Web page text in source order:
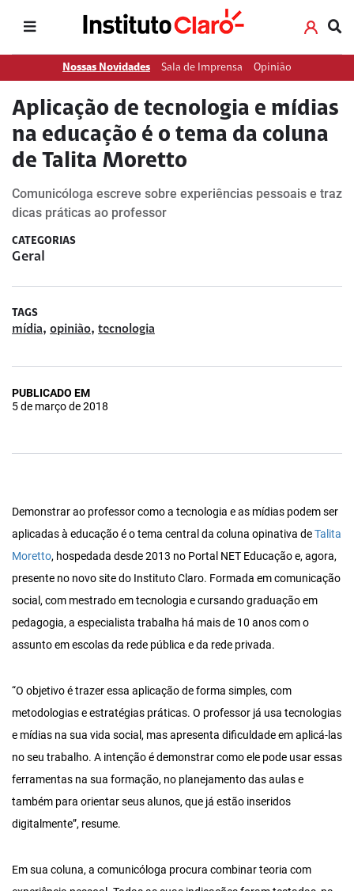
Nossas Novidades Sala de Imprensa Opinião
Aplicação de tecnologia e mídias
na educação é o tema da coluna
de Talita Moretto
Comunicóloga escreve sobre experiências pessoais e traz
dicas práticas ao professor
CATEGORIAS
Geral
TAGS
mídia, opinião, tecnologia
PUBLICADO EM
5 de março de 2018
Demonstrar ao professor como a tecnologia e as mídias podem ser
aplicadas à educação é o tema central da coluna opinativa deTalita
Moretto, hospedada desde 2013 no Portal NET Educação e, agora,
presente no novo site do Instituto Claro. Formada em comunicação
social, com mestrado em tecnologia e cursando graduação em
pedagogia, a especialista trabalha há mais de 10 anos com o
assunto em escolas da rede pública e da rede privada.
“O objetivo é trazer essa aplicação de forma simples, com
metodologias e estratégias práticas. O professor já usa tecnologias
e mídias na sua vida social, mas apresenta dificuldade em aplicá-las
no seu trabalho. A intenção é demonstrar como ele pode usar essas
ferramentas na sua formação, no planejamento das aulas e
também para orientar seus alunos, que já estão inseridos
digitalmente”, resume.
Em sua coluna, a comunicóloga procura combinar teoria com